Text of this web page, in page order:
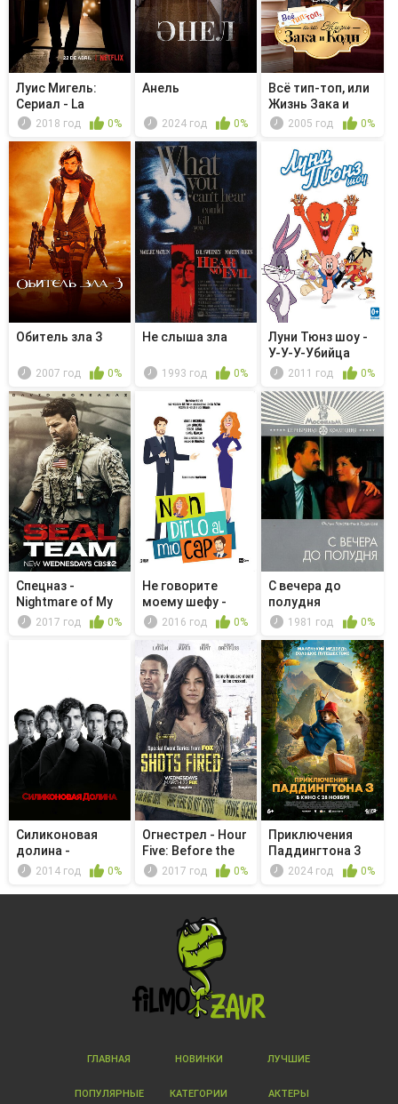
Луис Мигель:
Сериал - La
Malagueña
2018 год 0%
Анель
2024 год 0%
Всё тип-топ, или
Жизнь Зака и
Коди - ...
2005 год 0%
Обитель зла 3
2007 год 0%
Не слыша зла
1993 год 0%
Луни Тюнз шоу -
У-У-У-Убийца
2011 год 0%
Спецназ -
Nightmare of My
Choice2017 год 0%
Не говорите
моему шефу -
Bugie in regola
2016 год 0%
С вечера до
полудня
1981 год 0%
Силиконовая
долина -
Обязательный
2014 год 0%
Огнестрел - Hour
Five: Before the
Storm2017 год 0%
Приключения
Паддингтона 3
2024 год 0%
ГЛАВНАЯ НОВИНКИ ЛУЧШИЕ
ПОПУЛЯРНЫЕ КАТЕГОРИИ АКТЕРЫ